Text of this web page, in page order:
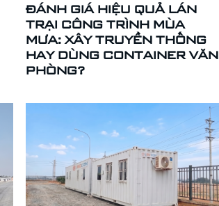
ĐÁNH GIÁ HIỆU QUẢ LÁN
TRẠI CÔNG TRÌNH MÙA
MƯA: XÂY TRUYỀN THỐNG
HAY DÙNG CONTAINER VĂN
PHÒNG?